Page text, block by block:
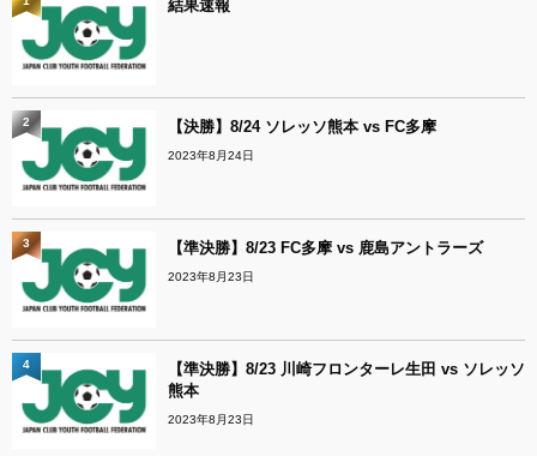
結果速報
【決勝】8/24 ソレッソ熊本 vs FC多摩
2023年8月24日
2
【準決勝】8/23 FC多摩 vs 鹿島アントラーズ
2023年8月23日
3
【準決勝】8/23 川崎フロンターレ生田 vs ソレッソ
熊本
2023年8月23日
4